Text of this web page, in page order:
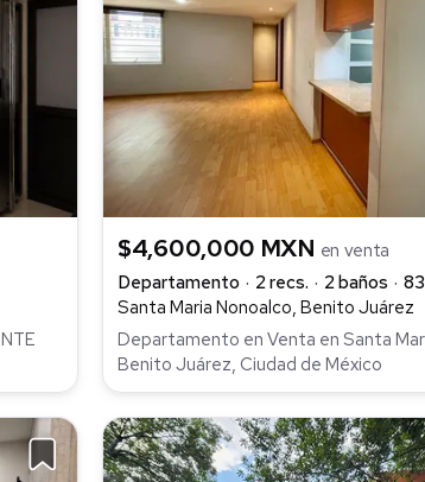
$4,600,000 MXN en venta
Departamento
2 recs. 2 baños
Santa Maria Nonoalco, Benito Juárez
Departamento en Venta en Santa
Benito Juárez, Ciudad de México